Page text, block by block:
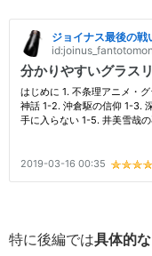
特に後編では具体的